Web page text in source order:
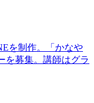
を制作。「かなや
を募集。講師はグラ